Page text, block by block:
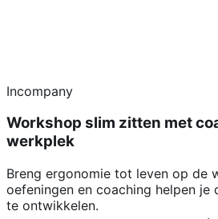
Incompany
Workshop slim zitten met
werkplek
Breng ergonomie tot leven op de
oefeningen en coaching helpen je
te ontwikkelen.